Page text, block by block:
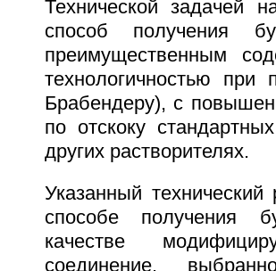
Технической задачей
способ получения
преимущественным
технологичностью при
Брабендеру), с
по отскоку
других растворителях.
Указанный технический
способе получения
качестве
соединение,